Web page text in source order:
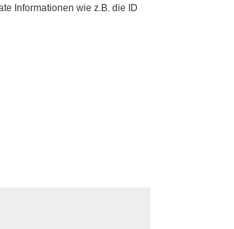
Informationen wie z.B. die ID